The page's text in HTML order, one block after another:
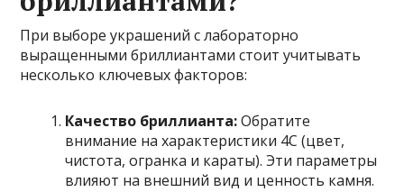
При выборе украшений с лабораторно
выращенными бриллиантами стоит учитывать
несколько ключевых факторов:
Качество бриллианта:Обратите
внимание на характеристики 4C (цвет,
чистота, огранка и караты). Эти параметры
влияют на внешний вид и ценность камня.